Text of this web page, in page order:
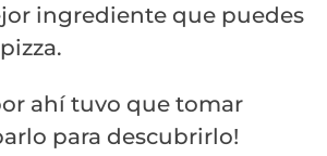
ingrediente que puedes
ahí tuvo que tomar
para descubrirlo!